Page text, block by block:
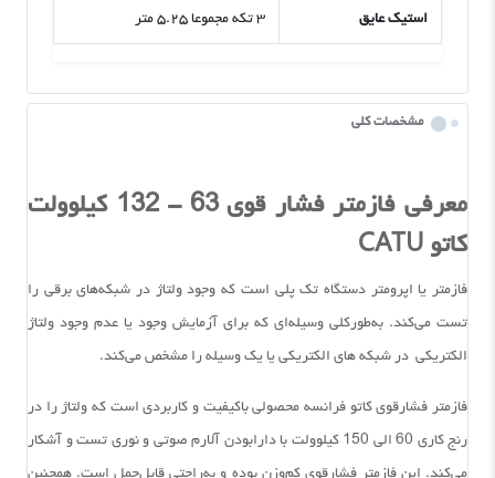
استیک عایق ۳ تکه مجموعا ۵.۲۵ متر
مشخصات کلی
معرفی فازمتر فشار قوی 63 - 132 کیلوولت
کاتو CATU
فازمتر یا اپرومتر دستگاه تک پلی است که وجود ولتاژ در شبکه‌های برقی را
تست می‌کند. به‌طورکلی وسیله‌ای که برای آزمایش وجود یا عدم وجود ولتاژ
الکتریکی در شبکه های الکتریکی یا یک وسیله را مشخص می‌کند.
فازمتر فشارقوی کاتو فرانسه محصولی باکیفیت و کاربردی است که ولتاژ را در
رنج کاری 60 الی 150 کیلوولت با دارابودن آلارم صوتی و نوری تست و آشکار
می‌کند. این فازمتر فشارقوی کم‌وزن بوده و به‌راحتی قابل‌حمل است. همچنین